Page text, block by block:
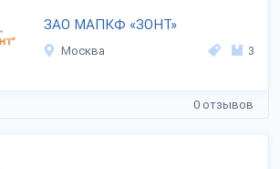
ЗАО МАПКФ «ЗОНТ»
Москва 3
0 отзывов